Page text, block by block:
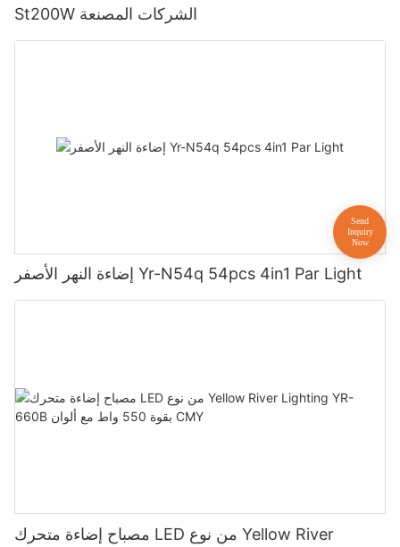
St200W الشركات المصنعة
إضاءة النهر الأصفر Yr-N54q 54pcs 4in1 Par Light
مصباح إضاءة متحرك LED من نوع Yellow River